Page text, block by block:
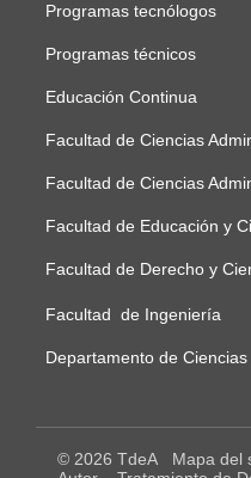
Programas tecnólogos
Programas técnicos
Educación Continua
Facultad de Ciencias
Facultad de Ciencias
Facultad de Educación y
Facultad de Derecho y
Facultad de Ingeniería
Departamento de
© 2026 TdeA Mapa del